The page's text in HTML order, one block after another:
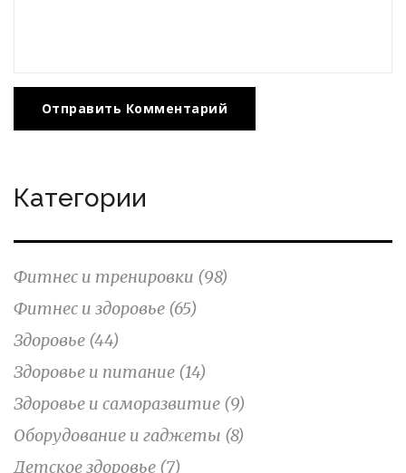
Отправить Комментарий
Категории
Фитнес и тренировки (98)
Фитнес и здоровье (65)
Здоровье (44)
Здоровье и питание (14)
Здоровье и саморазвитие (9)
Оборудование и гаджеты (8)
Детское здоровье (7)